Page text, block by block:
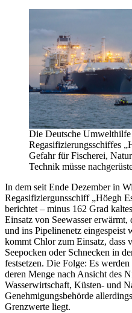
Die Deutsche
Regasifizierungsschiffes
Gefahr für Fischerei,
Technik müsse
In dem seit Ende Dezember in
Regasifiziergunsschiff „Höegh
berichtet – minus 162 Grad
Einsatz von Seewasser
und ins Pipelinenetz eingespeist
kommt Chlor zum Einsatz, dass
Seepocken oder Schnecken in
festsetzen. Die Folge: Es
deren Menge nach Ansicht des
Wasserwirtschaft, Küsten- und
Genehmigungsbehörde
Grenzwerte liegt.